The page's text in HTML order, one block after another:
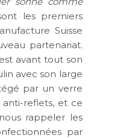
les premiers
Suisse
partenariat.
avant tout son
avec son large
par un verre
reflets, et ce
rappeler les
par